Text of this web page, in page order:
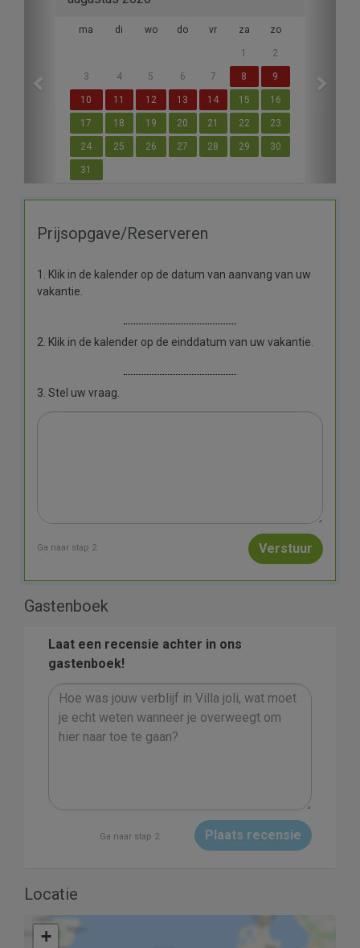
ma di wo do vr za zo
1 2
3 4 5 6 7 8 9
10 11 12 13 14 15 16
17 18 19 20 21 22 23
24 25 26 27 28 29 30
31
Prijsopgave/Reserveren
1. Klik in de kalender op de datum van aanvang van uw
vakantie.
2. Klik in de kalender op de einddatum van uw vakantie.
3. Stel uw vraag.
Ga naar stap 2
Gastenboek
Laat een recensie achter in ons
gastenboek!
Ga naar stap 2 Plaats recensie
Locatie
+